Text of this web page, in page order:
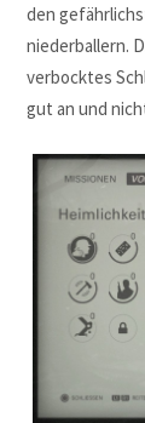
den
niederballern.
verbocktes
gut an und